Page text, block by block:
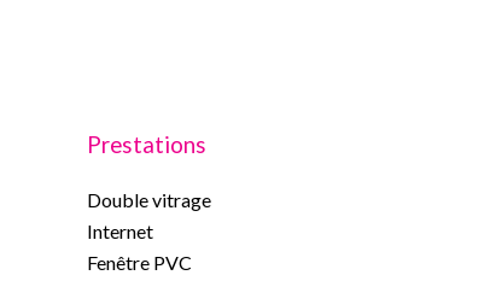
Prestations
Double vitrage
Internet
Fenêtre PVC